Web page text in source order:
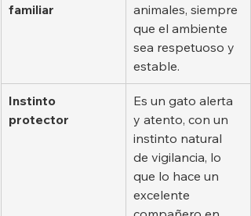
familiar
animales, siempre
que el ambiente
sea respetuoso y
estable.
Instinto
protector
Es un gato alerta
y atento, con un
instinto natural
de vigilancia, lo
que lo hace un
excelente